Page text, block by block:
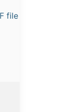
file .